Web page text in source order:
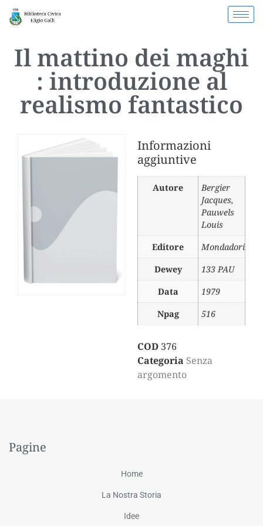
Il mattino dei maghi
: introduzione al
realismo fantastico
Informazioni
aggiuntive
Autore
Bergier
Jacques,
Pauwels
Louis
Editore
Mondadori
Dewey
133 PAU
Data
1979
Npag
516
COD 376
Categoria Senza
argomento
Pagine
Home
La Nostra Storia
Idee